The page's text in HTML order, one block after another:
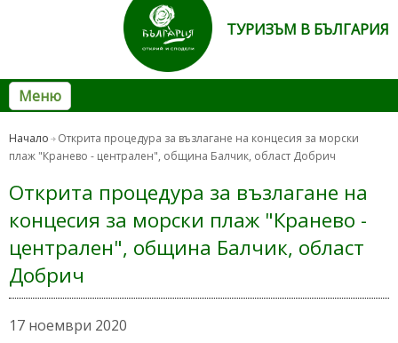
ТУРИЗЪМ В БЪЛГАРИЯ
Меню
Начало
Открита процедура за възлагане на концесия за морски
плаж "Кранево - централен", община Балчик, област Добрич
Открита процедура за възлагане на
концесия за морски плаж "Кранево -
централен", община Балчик, област
Добрич
17 ноември 2020